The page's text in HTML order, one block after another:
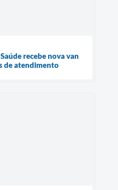
recebe nova van
de atendimento